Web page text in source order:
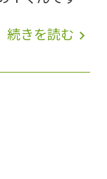
を何回も受け
トよりも点数
できそうで
続きを読む navigate_next